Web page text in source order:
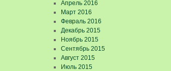
Апрель 2016
Март 2016
Февраль 2016
Декабрь 2015
Ноябрь 2015
Сентябрь 2015
Август 2015
Июль 2015